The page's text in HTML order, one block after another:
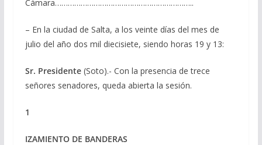
Cámara………………………………………………………..
– En la ciudad de Salta, a los veinte días del mes de
julio del año dos mil diecisiete, siendo horas 19 y 13:
Sr. Presidente(Soto).- Con la presencia de trece
señores senadores, queda abierta la sesión.
1
IZAMIENTO DE BANDERAS